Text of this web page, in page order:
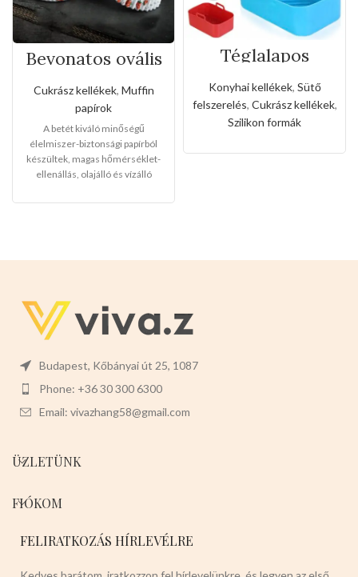
Bevonatos ovális
muffinokhoz(50d
b-os)
Cukrász kellékek, Muffin
papírok
A betét kiváló minőségű
élelmiszer-biztonsági papírból
készültek, magas hőmérséklet-
ellenállás, olajálló és vízálló
többcélú, tökéletes torták,
Téglalapos
szilikon forma
forró levegős
sütőhöz
Konyhai kellékek, Sütő
felszerelés, Cukrász kellékek,
Szilikon formák
Budapest, Kőbányai út 25, 1087
Phone: +36 30 300 6300
Email: vivazhang58@gmail.com
ÜZLETÜNK
FIÓKOM
FELIRATKOZÁS HÍRLEVÉLRE